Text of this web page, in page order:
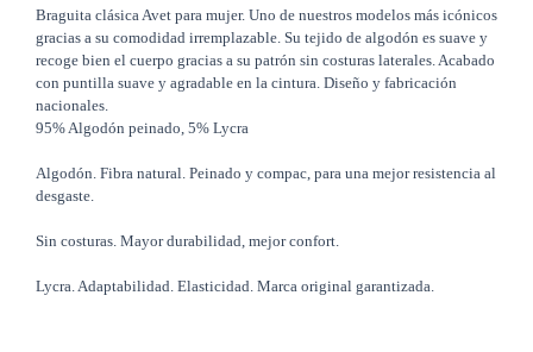
Braguita clásica Avet para mujer. Uno de nuestros modelos más icónicos
gracias a su comodidad irremplazable. Su tejido de algodón es suave y
recoge bien el cuerpo gracias a su patrón sin costuras laterales. Acabado
con puntilla suave y agradable en la cintura. Diseño y fabricación
nacionales.
95% Algodón peinado, 5% Lycra
Algodón. Fibra natural. Peinado y compac, para una mejor resistencia al
desgaste.
Sin costuras. Mayor durabilidad, mejor confort.
Lycra. Adaptabilidad. Elasticidad. Marca original garantizada.